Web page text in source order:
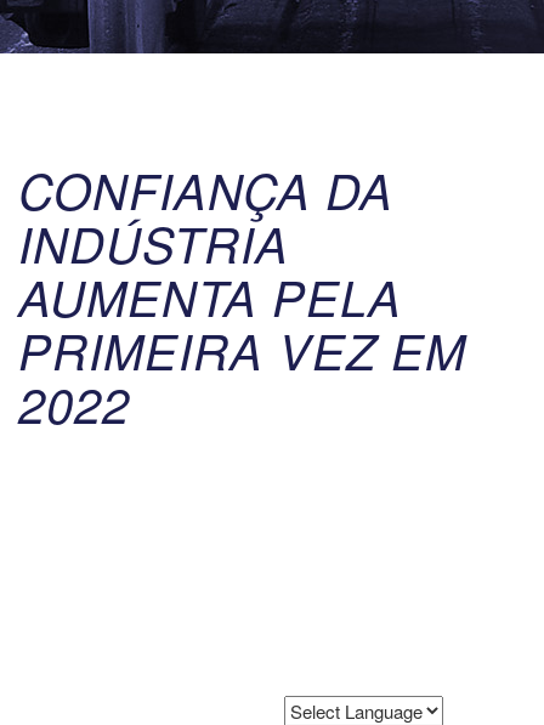
CONFIANÇA DA
INDÚSTRIA
AUMENTA PELA
PRIMEIRA VEZ EM
2022